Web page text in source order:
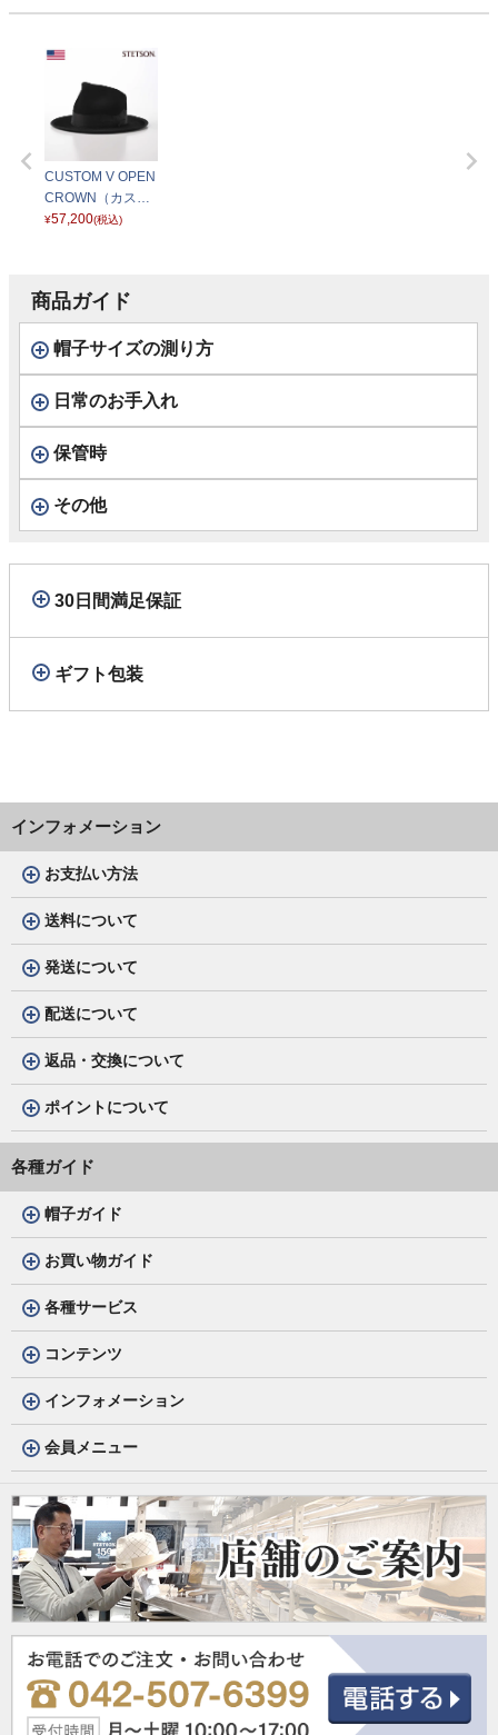
CUSTOM V OPEN
CROWN（カスタ
ム V オープンクラ
¥57,200(税込)
商品ガイド
帽子サイズの測り方
日常のお手入れ
保管時
その他
30日間満足保証
ギフト包装
インフォメーション
お支払い方法
送料について
発送について
配送について
返品・交換について
ポイントについて
各種ガイド
帽子ガイド
お買い物ガイド
各種サービス
コンテンツ
インフォメーション
会員メニュー